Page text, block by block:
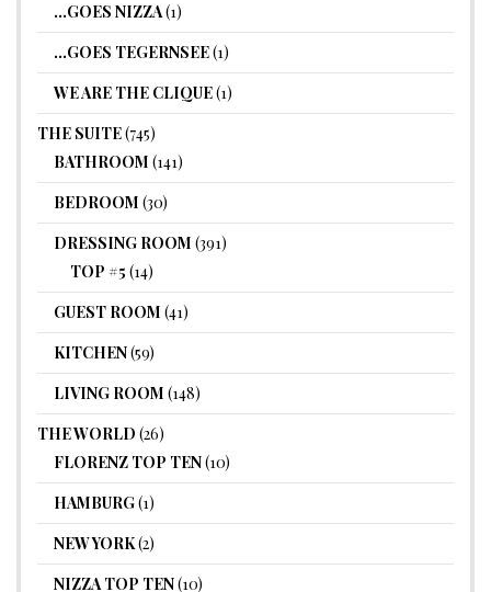
…GOES NIZZA(1)
…GOES TEGERNSEE(1)
WE ARE THE CLIQUE(1)
THE SUITE(745)
BATHROOM (141)
BEDROOM (30)
DRESSING ROOM (391)
TOP #5 (14)
GUEST ROOM (41)
KITCHEN(59)
LIVING ROOM (148)
THE WORLD (26)
FLORENZ TOP TEN(10)
HAMBURG(1)
NEW YORK(2)
NIZZA TOP TEN(10)